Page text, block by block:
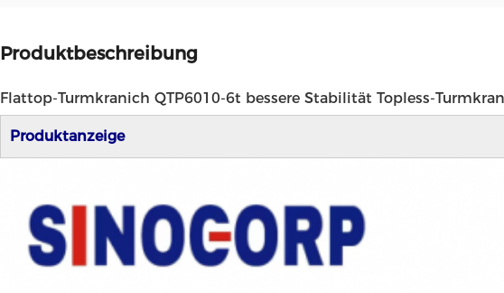
Produktbeschreibung
Flattop-Turmkranich QTP6010-6t bessere Stabilität Topless-
Produktanzeige